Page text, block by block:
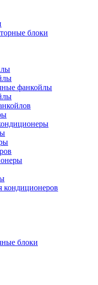
блоки
фанкойлы
кондиционеров
блоки